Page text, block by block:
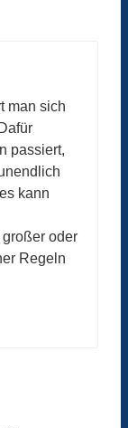
man sich
passiert,
kann
oder
Regeln